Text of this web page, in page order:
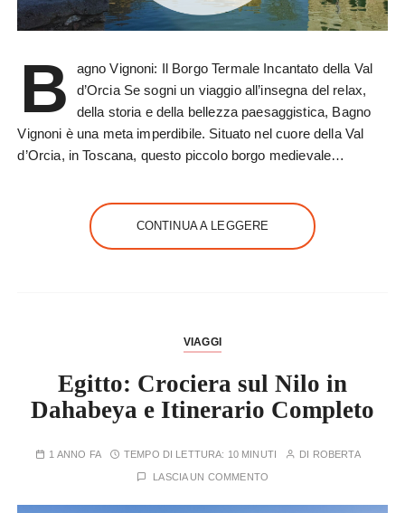
B
agno Vignoni: Il Borgo Termale Incantato della Val
d’Orcia Se sogni un viaggio all’insegna del relax,
della storia e della bellezza paesaggistica, Bagno
Vignoni è una meta imperdibile. Situato nel cuore della Val
d’Orcia, in Toscana, questo piccolo borgo medievale…
CONTINUA A LEGGERE
VIAGGI
Egitto: Crociera sul Nilo in
Dahabeya e Itinerario Completo
1 ANNO FA TEMPO DI LETTURA: 10 MINUTI DI ROBERTA
LASCIA UN COMMENTO